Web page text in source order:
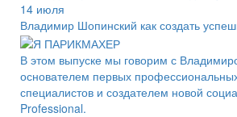
14 июля
Владимир Шопинский как создать
В этом выпуске мы говорим с
основателем первых
специалистов и создателем новой
Professional.